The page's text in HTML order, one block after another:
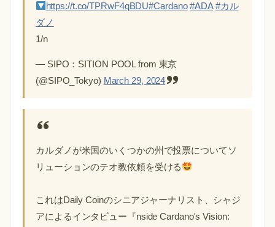
https://t.co/TPRwF4qBDU#Cardano #ADA #カル
ダノ
1/n
— SIPO：SITION POOL from 東京
(@SIPO_Tokyo) March 29, 2024
カルダノが米国のいくつかの州で投票についてソ
リューションのテオ教依頼を受ける
これはDaily Coinのシニアジャーナリスト、シャジ
アによるインタビュー『nside Cardano's Vision: